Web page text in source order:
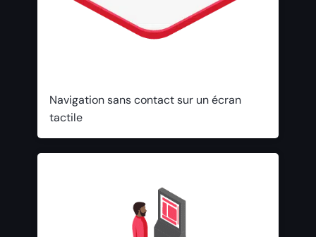
Navigation sans contact sur un écran
tactile